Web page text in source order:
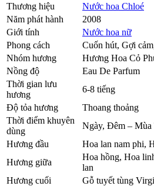
Thương hiệu
Nước hoa Chloé
Năm phát hành
2008
Giới tính
Nước hoa nữ
Phong cách
Cuốn hút, Gợi
Nhóm hương
Hương Hoa Cỏ
Nồng độ
Eau De Parfum
Thời gian lưu
hương
6-8 tiếng
Độ tỏa hương
Thoang thoảng
Thời điểm khuyên
dùng
Ngày, Đêm – Mùa
Hương đầu
Hoa lan nam phi,
Hương giữa
Hoa hồng, Hoa
lan
Hương cuối
Gỗ tuyết tùng